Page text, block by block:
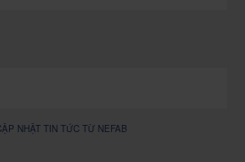
NHẬT TIN TỨC TỪ NEFAB